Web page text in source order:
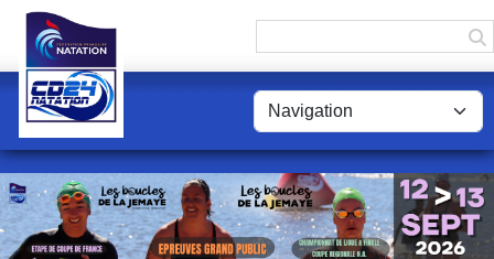
Panneau de gestion des cookies